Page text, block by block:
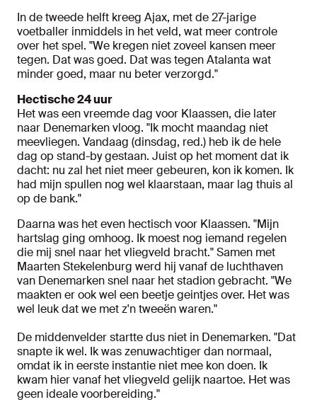
In de tweede helft kreeg Ajax, met de 27-jarige
voetballer inmiddels in het veld, wat meer controle
over het spel. "We kregen niet zoveel kansen meer
tegen. Dat was goed. Dat was tegen Atalanta wat
minder goed, maar nu beter verzorgd."
Hectische 24 uur
Het was een vreemde dag voor Klaassen, die later
naar Denemarken vloog. "Ik mocht maandag niet
meevliegen. Vandaag (dinsdag, red.) heb ik de hele
dag op stand-by gestaan. Juist op het moment dat ik
dacht: nu zal het niet meer gebeuren, kon ik komen. Ik
had mijn spullen nog wel klaarstaan, maar lag thuis al
op de bank."
Daarna was het even hectisch voor Klaassen. "Mijn
hartslag ging omhoog. Ik moest nog iemand regelen
die mij snel naar het vliegveld bracht." Samen met
Maarten Stekelenburg werd hij vanaf de luchthaven
van Denemarken snel naar het stadion gebracht. "We
maakten er ook wel een beetje geintjes over. Het was
wel leuk dat we met z'n tweeën waren."
De middenvelder startte dus niet in Denemarken. "Dat
snapte ik wel. Ik was zenuwachtiger dan normaal,
omdat ik in eerste instantie niet mee kon doen. Ik
kwam hier vanaf het vliegveld gelijk naartoe. Het was
geen ideale voorbereiding."